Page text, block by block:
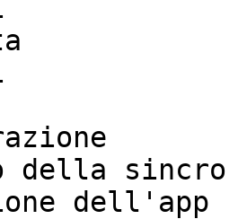
della
dell'app